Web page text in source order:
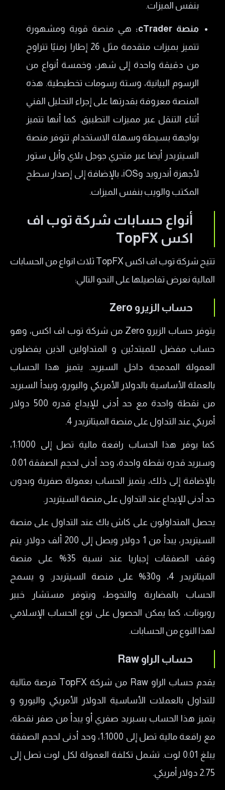
بنفس الميزات.
منصة cTrader:
هي منصة قوية ومشهورة
تتميز بميزات متقدمة مثل 26 إطارا زمنيًا تتراوح
من دقيقة واحدة إلى شهر، وخمسة أنواع من
الرسوم البيانية، وستة رسومات تخطيطية. هذه
المنصة معروفة بقدرتها على إجراء التحليل الفني
أثناء التنقل عبر مميزات التطبيق. كما أنها تتميز
بواجهة بسيطة وسهلة الاستخدام. تتوفر منصة
السيتريدر أيضا عبر متجري جوجل بلاي وأبل ستور
لأجهزة أندرويد وiOS، بالإضافة إلى إصدار سطح
المكتب والويب بنفس الميزات.
أنواع حسابات شركة توب اف
اكس TopFX
تتيح شركة توب اف اكس TopFX ثلاث انواع من الحسابات
المالية نعرض تفاصيلها على النحو التالي:
حساب الزيرو Zero
يتوفر حساب الزيرو Zero من شركة توب اف اكس، وهو
حساب مفضل للمبتدئين و المتداولين الذين يفضلون
العمولة المدمجة داخل السبريد. يتميز هذا الحساب
بالعملة الأساسية بالدولار الأمريكي واليورو، ويبدأ السبريد
من نقطة واحدة مع حد أدنى للإيداع قدره 500 دولار
أمريكي عند التداول على منصة الميتاتريدر 4.
كما يوفر هذا الحساب رافعة مالية تصل إلى 1:1000،
وسبريد قدره نقطة واحدة، وحد أدنى لحجم الصفقة 0.01.
بالإضافة إلى ذلك، يتميز الحساب بعمولة صفرية وبدون
حد أدنى للإيداع عند التداول على منصة السيتريدر.
يحصل المتداولون على كاش باك عند التداول على منصة
السيتريدر، يبدأ من 1 دولار ويصل إلى 200 ألف دولار. يتم
وقف الصفقات إجباريا عند نسبة 35% على منصة
الميتاتريدر 4، و30% على منصة السيتريدر. و يسمح
الحساب بالمضاربة والتحوط، ويتوفر مستشار خبير
روبوتات، كما يمكن الحصول على نوع الحساب الإسلامي
لهذا النوع من الحسابات.
حساب الراو Raw
يقدم حساب الراو Raw من شركة TopFX فرصة مثالية
للتداول بالعملات الأساسية الدولار الأمريكي واليورو و
يتميز هذا الحساب بسبريد صفري أو يبدأ من صفر نقطة،
مع رافعة مالية تصل إلى 1:1000، وحد أدنى لحجم الصفقة
يبلغ 0.01 لوت. تشمل تكلفة العمولة لكل لوت تصل إلى
2.75 دولار أمريكي.